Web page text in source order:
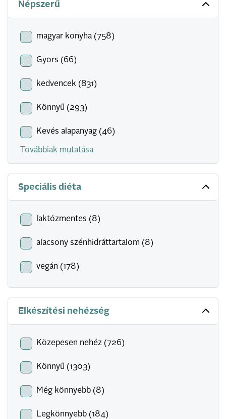
Népszerű
magyar konyha (758)
Gyors (66)
kedvencek (831)
Könnyű (293)
Kevés alapanyag (46)
Továbbiak mutatása
Speciális diéta
laktózmentes (8)
alacsony szénhidráttartalom (8)
vegán (178)
Elkészítési nehézség
Közepesen nehéz (726)
Könnyű (1303)
Még könnyebb (8)
Legkönnyebb (184)